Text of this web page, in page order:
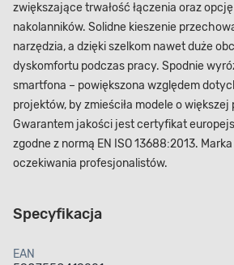
zwiększające trwałość łączenia oraz opcję
nakolanników. Solidne kieszenie
narzędzia, a dzięki szelkom nawet duże
dyskomfortu podczas pracy. Spodnie
smartfona – powiększona względem
projektów, by zmieściła modele o
Gwarantem jakości jest certyfikat
zgodne z normą EN ISO 13688:2013. Marka
oczekiwania profesjonalistów.
Specyfikacja
EAN